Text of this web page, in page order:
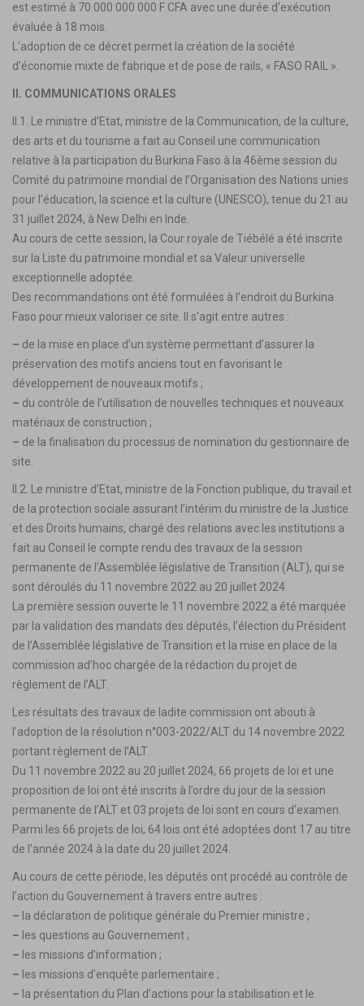
est estimé à 70 000 000 000 F CFA avec une durée d’exécution
évaluée à 18 mois.
L’adoption de ce décret permet la création de la société
d’économie mixte de fabrique et de pose de rails, « FASO RAIL ».
II. COMMUNICATIONS ORALES
II.1. Le ministre d’Etat, ministre de la Communication, de la culture,
des arts et du tourisme a fait au Conseil une communication
relative à la participation du Burkina Faso à la 46ème session du
Comité du patrimoine mondial de l’Organisation des Nations unies
pour l’éducation, la science et la culture (UNESCO), tenue du 21 au
31 juillet 2024, à New Delhi en Inde.
Au cours de cette session, la Cour royale de Tiébélé a été inscrite
sur la Liste du patrimoine mondial et sa Valeur universelle
exceptionnelle adoptée.
Des recommandations ont été formulées à l’endroit du Burkina
Faso pour mieux valoriser ce site. Il s’agit entre autres :
– de la mise en place d’un système permettant d’assurer la
préservation des motifs anciens tout en favorisant le
développement de nouveaux motifs ;
– du contrôle de l’utilisation de nouvelles techniques et nouveaux
matériaux de construction ;
– de la finalisation du processus de nomination du gestionnaire de
site.
II.2. Le ministre d’Etat, ministre de la Fonction publique, du travail et
de la protection sociale assurant l’intérim du ministre de la Justice
et des Droits humains, chargé des relations avec les institutions a
fait au Conseil le compte rendu des travaux de la session
permanente de l’Assemblée législative de Transition (ALT), qui se
sont déroulés du 11 novembre 2022 au 20 juillet 2024.
La première session ouverte le 11 novembre 2022 a été marquée
par la validation des mandats des députés, l’élection du Président
de l’Assemblée législative de Transition et la mise en place de la
commission ad’hoc chargée de la rédaction du projet de
règlement de l’ALT.
Les résultats des travaux de ladite commission ont abouti à
l’adoption de la résolution n°003-2022/ALT du 14 novembre 2022
portant règlement de l’ALT.
Du 11 novembre 2022 au 20 juillet 2024, 66 projets de loi et une
proposition de loi ont été inscrits à l’ordre du jour de la session
permanente de l’ALT et 03 projets de loi sont en cours d’examen.
Parmi les 66 projets de loi, 64 lois ont été adoptées dont 17 au titre
de l’année 2024 à la date du 20 juillet 2024.
Au cours de cette période, les députés ont procédé au contrôle de
l’action du Gouvernement à travers entre autres :
– la déclaration de politique générale du Premier ministre ;
– les questions au Gouvernement ;
– les missions d’information ;
– les missions d’enquête parlementaire ;
– la présentation du Plan d’actions pour la stabilisation et le